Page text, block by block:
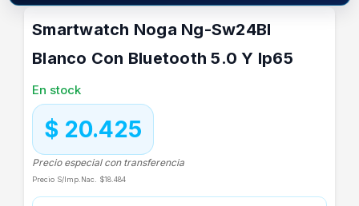
Smartwatch Noga Ng-Sw24Bl
Blanco Con Bluetooth 5.0 Y Ip65
En stock
$ 20.425
Precio especial con transferencia
Precio S/Imp.Nac. $18.484